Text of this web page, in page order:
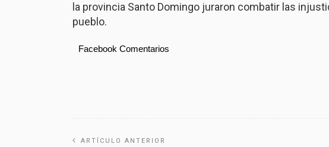
la provincia Santo Domingo juraron combatir las
pueblo.
Facebook Comentarios
ARTÍCULO ANTERIOR